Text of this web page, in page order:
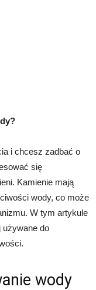
i chcesz zadbać o
się
Kamienie mają
wody, co może
W tym artykule
używane do
wody